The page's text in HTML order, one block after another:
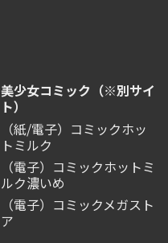
美少女コミック（※別サイ
ト）
（紙/電子）コミックホッ
トミルク
（電子）コミックホットミ
ルク濃いめ
（電子）コミックメガスト
ア